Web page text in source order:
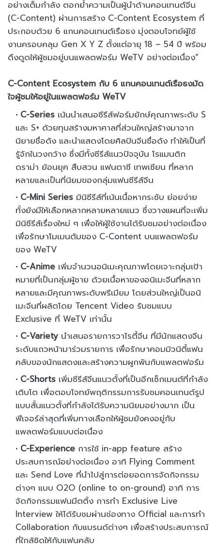
อย่างเต็มกำลัง ตอกย้ำความเป็นผู้นำด้านคอนเทนต์จีน
(C-Content) ผ่านการสร้าง C-Content Ecosystem ที่
ประกอบด้วย 6 แกนคอนเทนต์เรือธง มุ่งตอบโจทย์ผู้ใช้
งานครอบคลุม Gen X Y Z ตั้งแต่อายุ 18 – 54 ปี พร้อม
ดึงดูดให้ผู้ชมอยู่บนแพลตฟอร์ม WeTV อย่างต่อเนื่อง”
C-Content Ecosystem กับ 6 แกนคอนเทนต์เรือธงมัด
ใจผู้ชมให้อยู่ในแพลตฟอร์ม WeTV
C-Series เน้นนำเสนอซีรีส์ฟอร์มยักษ์คุณภาพระดับ S
และ S+ ด้วยทุนสร้างมหาศาลที่ส่วนใหญ่สร้างมาจาก
นิยายชื่อดัง และนำแสดงโดยศิลปินจีนชื่อดัง ทำให้เป็นที่
รู้จักในวงกว้าง ซึ่งมีทั้งซีรีส์แนวปัจจุบัน โรแมนติก
ดราม่า ย้อนยุค สืบสวน แฟนตาซี เทพเซียน ที่หลาก
หลายและเป็นที่นิยมของกลุ่มแฟนซีรีส์จีน
C-Mini Series มินิซีรีส์ที่เน้นเนื้อหากระชับ ย่อยง่าย
ทั้งยังมีให้เลือกหลากหลายหลายแนว ซึ่งวางแผนที่จะเพิ่ม
มินิซีรีส์เรื่องใหม่ ๆ เพื่อให้ผู้ใช้งานได้รับชมอย่างต่อเนื่อง
เพื่อรักษาโมเมนตัมของ C-Content บนแพลตฟอร์ม
ของ WeTV
C-Anime เพิ่มจำนวนอนิเมะคุณภาพโดยเจาะกลุ่มเป้า
หมายที่เป็นกลุ่มผู้ชาย ด้วยเนื้อหาของอนิเมะจีนที่หลาก
หลายและมีคุณภาพระดับพรีเมียม โดยส่วนใหญ่เป็นอนิ
เมะจีนที่ผลิตโดย Tencent Video รับชมแบบ
Exclusive ที่ WeTV เท่านั้น
C-Variety นำเสนอรายการวาไรตี้จีน ที่มีนักแสดงจีน
ระดับแถวหน้ามาร่วมรายการ เพื่อรักษาคอมมิวนิตี้แฟน
คลับของนักแสดงและสร้างความผูกพันกับแพลตฟอร์ม
C-Shorts เพิ่มซีรีส์จีนแนวตั้งที่เป็นอีกเซ็กเมนต์ที่กำลัง
เติบโต เพื่อตอบโจทย์พฤติกรรมการรับชมคอนเทนต์รูป
แบบสั้นแนวตั้งที่กำลังได้รับความนิยมอย่างมาก เป็น
ฟีเจอร์ล่าสุดที่เพิ่มทางเลือกให้ผู้ชมยังคงอยู่กับ
แพลตฟอร์มแบบต่อเนื่อง
C-Experience การใช้ in-app feature สร้าง
ประสบการณ์อย่างต่อเนื่อง อาทิ Flying Comment
และ Send Love ที่นำไปสู่การต่อยอดการจัดกิจกรรม
ต่างๆ แบบ O2O (online to on-ground) อาทิ การ
จัดกิจกรรมแฟนมีตติ้ง การทำ Exclusive Live
Interview ให้ได้รับชมผ่านช่องทาง Official และการทำ
Collaboration กับแบรนด์ต่างๆ เพื่อสร้างประสบการณ์
ที่ใกล้ชิดให้กับแฟนคลับ